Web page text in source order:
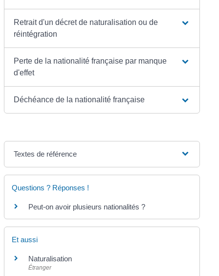
Retrait d'un décret de naturalisation ou de
réintégration
Perte de la nationalité française par manque
d'effet
Déchéance de la nationalité française
Textes de référence
Questions ? Réponses !
Peut-on avoir plusieurs nationalités ?
Et aussi
Naturalisation
Étranger